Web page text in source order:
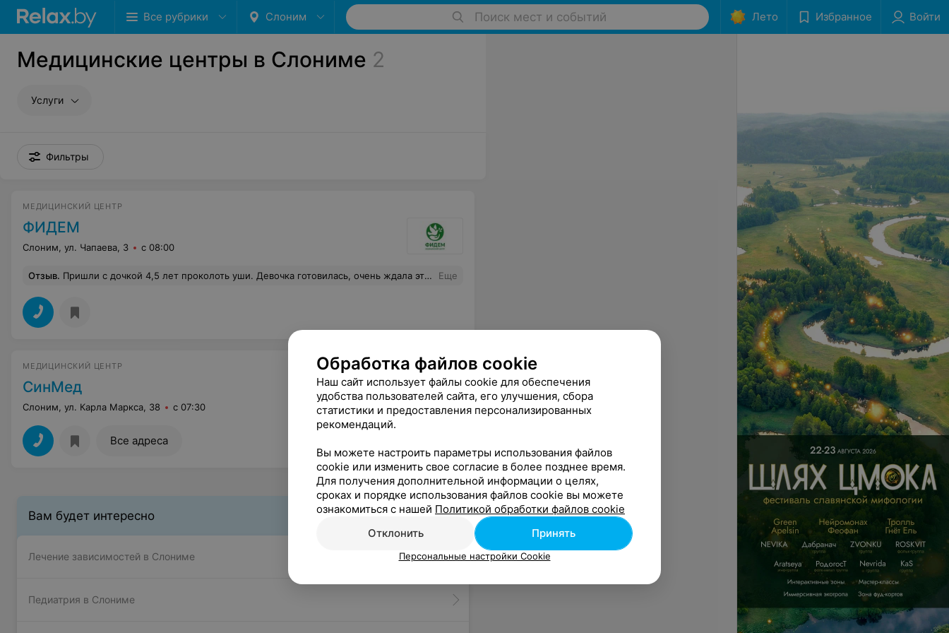
Все рубрики Слоним Поиск мест и событий Лето Избранное Войти
Медицинские центры в Слониме 2
Услуги
Фильтры
МЕДИЦИНСКИЙ ЦЕНТР
ФИДЕМ
Слоним, ул. Чапаева, 3 с 08:00
Отзыв. Пришли с дочкой 4,5 лет проколоть уши. Девочка готовилась, очень ждала этот день, для нее это был как праздник. И что мы получили в итоге? "Специалист" сначала проколола одно ухо не по центру, дырка пришлась ближе к щеке (никакой предварительной разметки места прокола не было!!!!). Во втором ухе прокол тоже был сделан не по центру, но уже смещен к затылку. При этом при проколе второго уха с сережки слетела застежка на пол, после чего "специалист" ее пыталась дважды надеть, чем довела ребенка до слез, так как это причиняло ей явную боль. После всего этого мне посоветовали дома снять одну серьгу и после заживления прийти на прокол повторно!!!!! Серьезно? Дочка осталась в полном шоке, как и я. И это в медицинском центре! Не советую туда обращаться, если даже с элементарным проколом ушей такая некомпетентность, что говорить про более серьезные процедуры и заключения. Еще
МЕДИЦИНСКИЙ ЦЕНТР
СинМед
Слоним, ул. Карла Маркса, 38 с 07:30
Все адреса
Вам будет интересно
Лечение зависимостей в Слониме
Педиатрия в Слониме
Обработка файлов cookie
Наш сайт использует файлы cookie для обеспечения
удобства пользователей сайта, его улучшения, сбора
статистики и предоставления персонализированных
рекомендаций.
Вы можете настроить параметры использования файлов
cookie или изменить свое согласие в более позднее время.
Для получения дополнительной информации о целях,
сроках и порядке использования файлов cookie вы можете
ознакомиться с нашей Политикой обработки файлов cookie
Отклонить
Принять
Персональные настройки Cookie